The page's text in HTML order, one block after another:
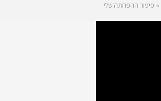
» סיפור ההפחתה שלי